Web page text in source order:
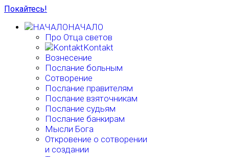
Покайтесь!
НАЧАЛО
Про Отца светов
Kontakt
Вознесение
Послание больным
Сотворение
Послание правителям
Послание взяточникам
Послание судьям
Послание банкирам
Мысли Бога
Откровение о сотворении
и создании